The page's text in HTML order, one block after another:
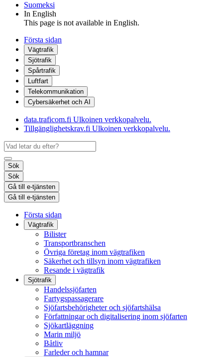
Suomeksi
In English
This page is not available in English.
Första sidan
Vägtrafik
Sjötrafik
Spårtrafik
Luftfart
Telekommunikation
Cybersäkerhet och AI
data.traficom.fi Ulkoinen verkkopalvelu.
Tillgänglighetskrav.fi Ulkoinen verkkopalvelu.
Sök
Sök
Gå till e-tjänsten
Gå till e-tjänsten
Första sidan
Vägtrafik
Bilister
Transportbranschen
Övriga företag inom vägtrafiken
Säkerhet och tillsyn inom vägtrafiken
Resande i vägtrafik
Sjötrafik
Handelssjöfarten
Fartygspassagerare
Sjöfartsbehörigheter och sjöfartshälsa
Författningar och digitalisering inom sjöfarten
Sjökartläggning
Marin miljö
Båtliv
Farleder och hamnar